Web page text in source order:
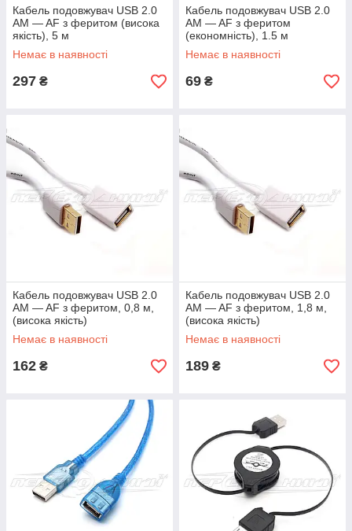
Кабель подовжувач USB 2.0
AM — AF з феритом (висока
якість), 5 м
Немає в наявності
297 ₴
Кабель подовжувач USB 2.0
AM — AF з феритом
(економність), 1.5 м
Немає в наявності
69 ₴
Кабель подовжувач USB 2.0
AM — AF з феритом, 0,8 м,
(висока якість)
Немає в наявності
162 ₴
Кабель подовжувач USB 2.0
AM — AF з феритом, 1,8 м,
(висока якість)
Немає в наявності
189 ₴